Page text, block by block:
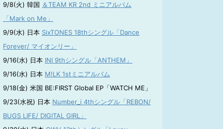
9/8(火) 韓国 ＆TEAM KR 2nd ミニアルバム
「Mark on Me」
9/9(水) 日本 SixTONES 18thシングル「Dance
Forever/ マイオンリー」
9/16(水) 日本 INI 9thシングル「ANTHEM」
9/16(水) 日本 M!LK 1stミニアルバム
9/18(金) 米国 BE:FIRST Global EP「WATCH ME」
9/23(水祝) 日本 Number_i 4thシングル「REBON/
BUGS LIFE/ DIGITAL GIRL」